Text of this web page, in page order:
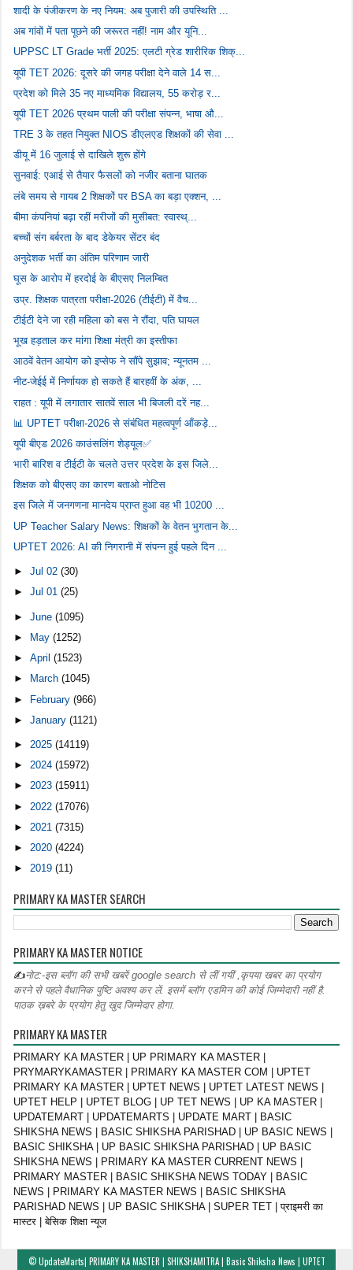
शादी के पंजीकरण के नए नियम: अब पुजारी की उपस्थिति ...
अब गांवों में पता पूछने की जरूरत नहीं! नाम और यूनि...
UPPSC LT Grade भर्ती 2025: एलटी ग्रेड शारीरिक शिक्...
यूपी TET 2026: दूसरे की जगह परीक्षा देने वाले 14 स...
प्रदेश को मिले 35 नए माध्यमिक विद्यालय, 55 करोड़ र...
यूपी TET 2026 प्रथम पाली की परीक्षा संपन्न, भाषा औ...
TRE 3 के तहत नियुक्त NIOS डीएलएड शिक्षकों की सेवा ...
डीयू में 16 जुलाई से दाखिले शुरू होंगे
सुनवाई: एआई से तैयार फैसलों को नजीर बताना घातक
लंबे समय से गायब 2 शिक्षकों पर BSA का बड़ा एक्शन, ...
बीमा कंपनियां बढ़ा रहीं मरीजों की मुसीबत: स्वास्थ्...
बच्चों संग बर्बरता के बाद डेकेयर सेंटर बंद
अनुदेशक भर्ती का अंतिम परिणाम जारी
घूस के आरोप में हरदोई के बीएसए निलम्बित
उप्र. शिक्षक पात्रता परीक्षा-2026 (टीईटी) में वैच...
टीईटी देने जा रही महिला को बस ने रौंदा, पति घायल
भूख हड़ताल कर मांगा शिक्षा मंत्री का इस्तीफा
आठवें वेतन आयोग को इप्सेफ ने सौंपे सुझाव; न्यूनतम ...
नीट-जेईई में निर्णायक हो सकते हैं बारहवीं के अंक, ...
राहत : यूपी में लगातार सातवें साल भी बिजली दरें नह...
📊 UPTET परीक्षा-2026 से संबंधित महत्वपूर्ण आँकड़े...
यूपी बीएड 2026 काउंसलिंग शेड्यूल✅
भारी बारिश व टीईटी के चलते उत्तर प्रदेश के इस जिले...
शिक्षक को बीएसए का कारण बताओ नोटिस
इस जिले में जनगणना मानदेय प्राप्त हुआ वह भी 10200 ...
UP Teacher Salary News: शिक्षकों के वेतन भुगतान के...
UPTET 2026: AI की निगरानी में संपन्न हुई पहले दिन ...
►Jul 02(30)
►Jul 01(25)
►June(1095)
►
May(1252)
►April(1523)
►
March(1045)
► February(966)
►January(1121)
►2025(14119)
►2024(15972)
►2023(15911)
► 2022(17076)
► 2021(7315)
►2020(4224)
►2019(11)
PRIMARY KA MASTER SEARCH
PRIMARY KA MASTER NOTICE
✍नोट:-इस ब्लॉग की सभी खबरें google search से लीं गयीं ,कृपया खबर का प्रयोग
करने से पहले वैधानिक पुष्टि अवश्य कर लें. इसमें ब्लॉग एडमिन की कोई जिम्मेदारी नहीं है.
पाठक ख़बरे के प्रयोग हेतु खुद जिम्मेदार होगा.
PRIMARY KA MASTER
PRIMARY KA MASTER | UP PRIMARY KA MASTER |
PRYMARYKAMASTER | PRIMARY KA MASTER COM | UPTET
PRIMARY KA MASTER | UPTET NEWS | UPTET LATEST NEWS |
UPTET HELP | UPTET BLOG | UP TET NEWS | UP KA MASTER |
UPDATEMART | UPDATEMARTS | UPDATE MART | BASIC
SHIKSHA NEWS | BASIC SHIKSHA PARISHAD | UP BASIC NEWS |
BASIC SHIKSHA | UP BASIC SHIKSHA PARISHAD | UP BASIC
SHIKSHA NEWS | PRIMARY KA MASTER CURRENT NEWS |
PRIMARY MASTER | BASIC SHIKSHA NEWS TODAY | BASIC
NEWS | PRIMARY KA MASTER NEWS | BASIC SHIKSHA
PARISHAD NEWS | UP BASIC SHIKSHA | SUPER TET | प्राइमरी का
मास्टर | बेसिक शिक्षा न्यूज
©UpdateMarts| PRIMARY KA MASTER | SHIKSHAMITRA | Basic Shiksha News | UPTET